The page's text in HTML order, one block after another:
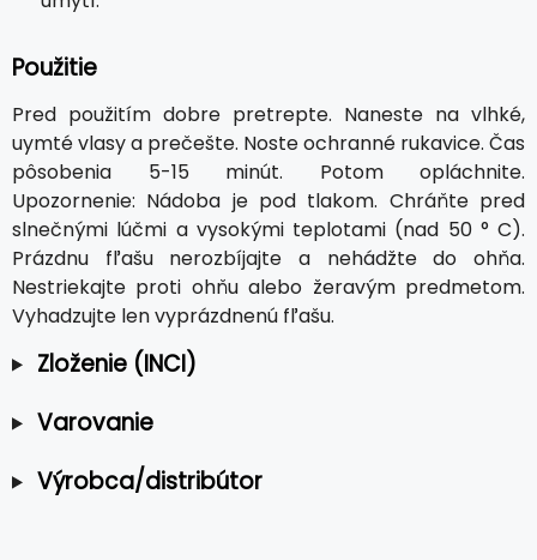
Použitie
Pred použitím dobre pretrepte. Naneste na vlhké,
uymté vlasy a prečešte. Noste ochranné rukavice. Čas
pôsobenia 5-15 minút. Potom opláchnite.
Upozornenie: Nádoba je pod tlakom. Chráňte pred
slnečnými lúčmi a vysokými teplotami (nad 50 ° C).
Prázdnu fľašu nerozbíjajte a nehádžte do ohňa.
Nestriekajte proti ohňu alebo žeravým predmetom.
Vyhadzujte len vyprázdnenú fľašu.
Zloženie (INCI)
Varovanie
Výrobca/distribútor